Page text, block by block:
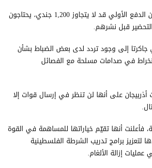
كما قدّر مسؤولون أن الدفع الأولي قد لا يتجاوز 1,200 جندي، يحتاجون
قبل نشرهم.
إلى وجود تردد لدى بعض الضباط بشأن
في صدامات مسلحة مع الفصائل
على أنها لن تنظر في إرسال قوات إلا
فأعلنت أنها تقيّم خياراتها للمساهمة في القوة
لتعزيز برامج تدريب الشرطة الفلسطينية
إزالة الألغام.